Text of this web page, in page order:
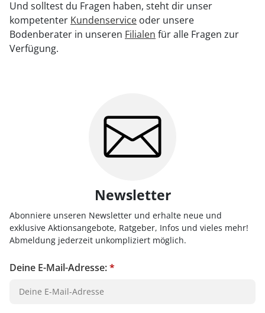
Und solltest du Fragen haben, steht dir unser
kompetenter Kundenservice oder unsere
Bodenberater in unseren Filialen für alle Fragen zur
Verfügung.
Newsletter
Abonniere unseren Newsletter und erhalte neue und
exklusive Aktionsangebote, Ratgeber, Infos und vieles mehr!
Abmeldung jederzeit unkompliziert möglich.
Deine E-Mail-Adresse:*